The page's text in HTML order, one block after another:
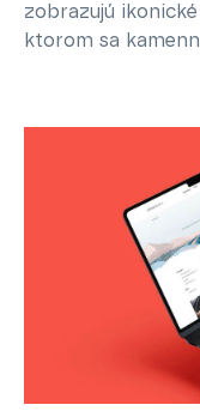
zobrazujú
ktorom sa